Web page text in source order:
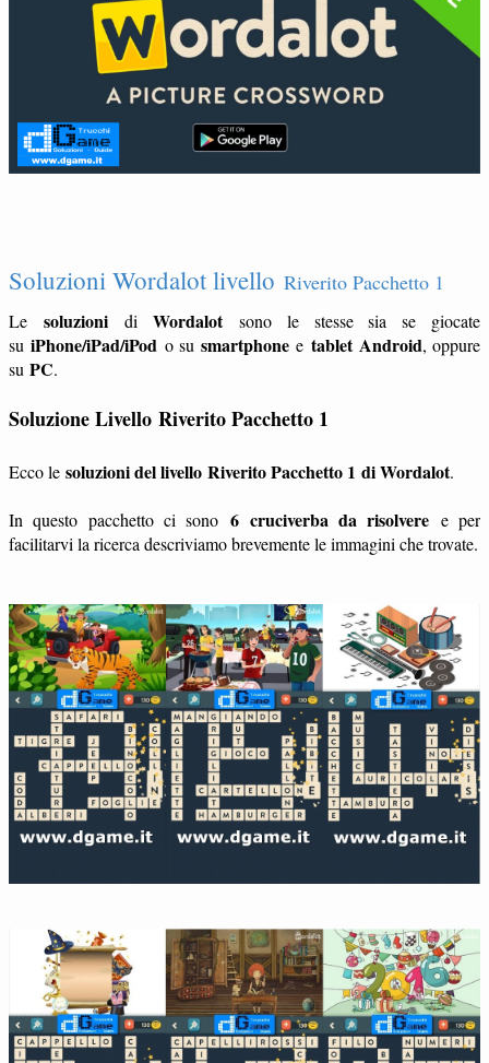
Soluzioni Wordalot livello Riverito Pacchetto 1
Le soluzionidiWordalotsono le stesse sia se giocate
suiPhone/iPad/iPod o su smartphone e tablet Android, oppure
su PC.
Soluzione Livello Riverito Pacchetto 1
Ecco le soluzioni del livello Riverito Pacchetto 1 di Wordalot.
In questo pacchetto ci sono 6 cruciverba da risolvere e per
facilitarvi la ricerca descriviamo brevemente le immagini che trovate.